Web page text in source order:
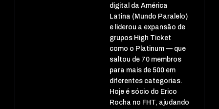
digital da América
Latina (Mundo Paralelo)
e liderou a expansão de
grupos High Ticket
como o Platinum — que
saltou de 70 membros
para mais de 500 em
diferentes categorias.
Hoje é sócio do Erico
Rocha no FHT, ajudando